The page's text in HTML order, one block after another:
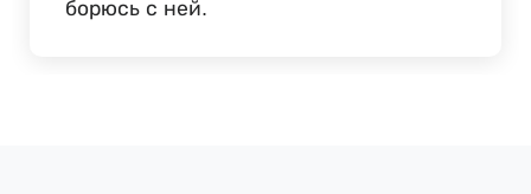
борюсь с ней.